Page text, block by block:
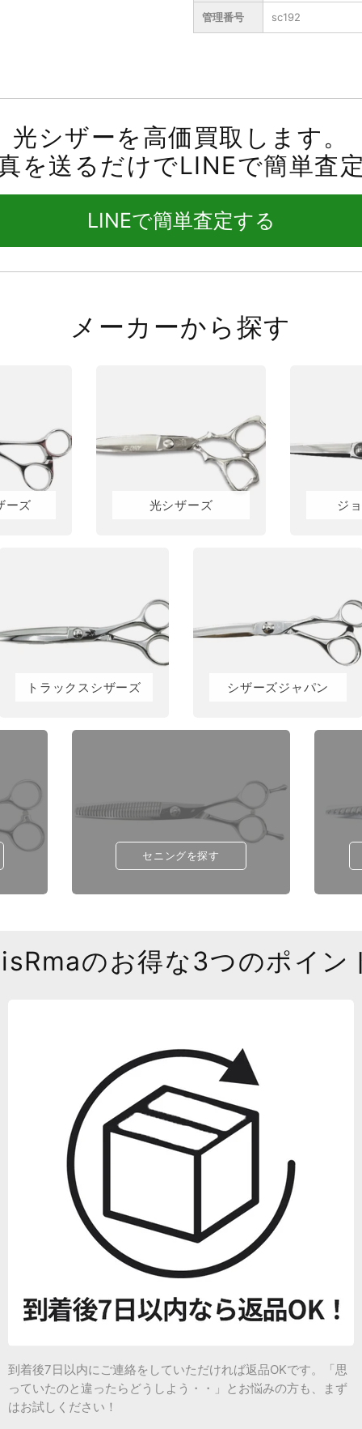
管理番号 sc192
光シザーを高価買取します。
を送るだけでLINEで簡単査定
LINEで簡単査定する
メーカーから探す
ーズ 光シザーズ ジ
トラックスシザーズ シザーズジャパン
セニングを探す
のお得な3つのポイン
到着後7日以内にご連絡をしていただければ返品OKです。「思
っていたのと違ったらどうしよう・・」とお悩みの方も、まず
はお試しください！